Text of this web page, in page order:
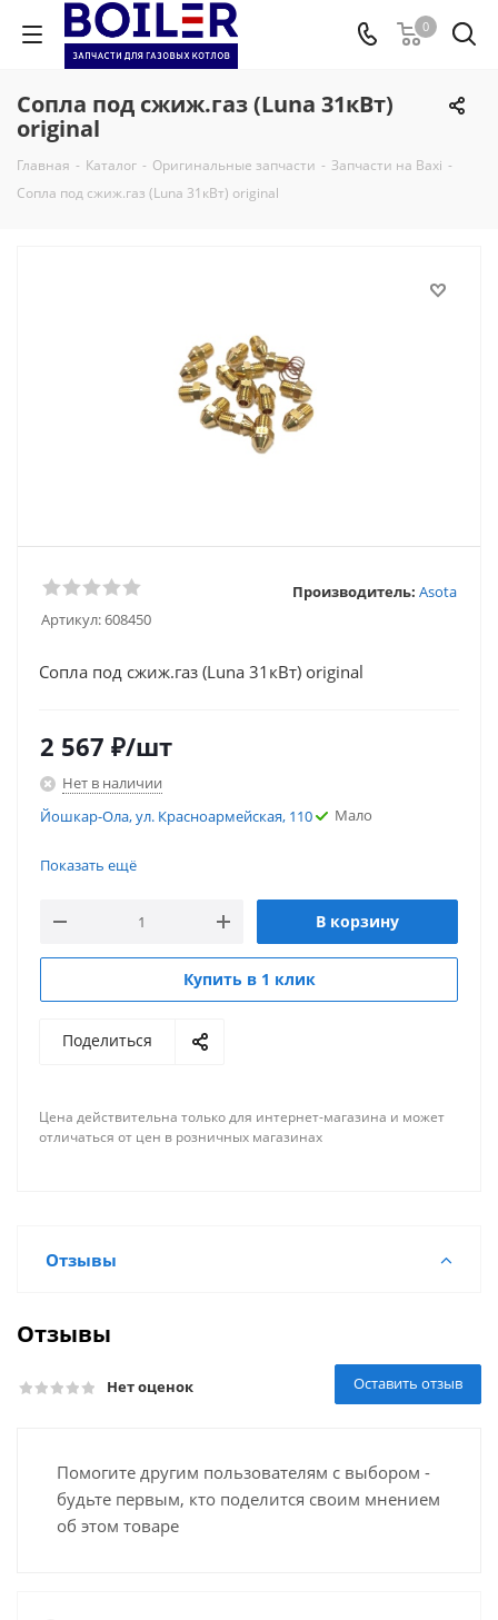
0
Сопла под сжиж.газ (Luna 31кВт)
original
Главная - Каталог - Оригинальные запчасти - Запчасти на Baxi -
Сопла под сжиж.газ (Luna 31кВт) original
Артикул:608450
Производитель: Asota
Сопла под сжиж.газ (Luna 31кВт) original
2 567 ₽/шт
Нет в наличии
Йошкар-Ола, ул. Красноармейская, 110
Мало
Показать ещё
В корзину
Купить в 1 клик
Поделиться
Цена действительна только для интернет-магазина и может
отличаться от цен в розничных магазинах
Отзывы
Отзывы
Нет оценок Оставить отзыв
Помогите другим пользователям с выбором -
будьте первым, кто поделится своим мнением
об этом товаре